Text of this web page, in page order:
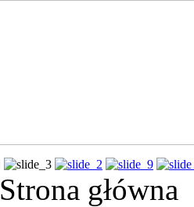
Strona główna